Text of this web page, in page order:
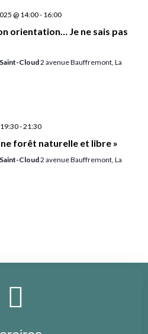
@ 14:00- 16:00
orientation… Je ne sais pas
Saint-Cloud2 avenue Bauffremont, La
-21:30
forêt naturelle et libre »
Saint-Cloud2 avenue Bauffremont, La